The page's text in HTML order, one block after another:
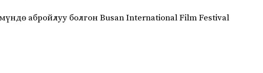
абройлуу болгон Busan International Film Festival